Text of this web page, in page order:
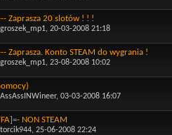
Zaprasza 20 slotów ! ! !
groszek_mp1, 20-03-2008 21:18
Zaprasza. Konto STEAM do wygrania !
groszek_mp1, 23-08-2008 10:02
AssAssINWineer, 03-03-2008 16:07
NON STEAM
torcik944, 25-06-2008 22:24